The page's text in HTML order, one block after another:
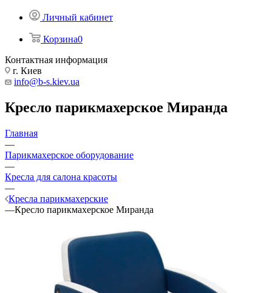
Личный кабинет
Корзина0
Контактная информация
г. Киев
info@b-s.kiev.ua
Кресло парикмахерское Миранда
Главная
—
Парикмахерское оборудование
—
Кресла для салона красоты
—
Кресла парикмахерские
—Кресло парикмахерское Миранда